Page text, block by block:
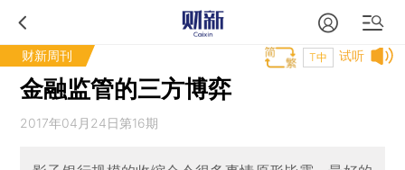
财新周刊 试听
T中
金融监管的三方博弈
2017年04月24日第16期